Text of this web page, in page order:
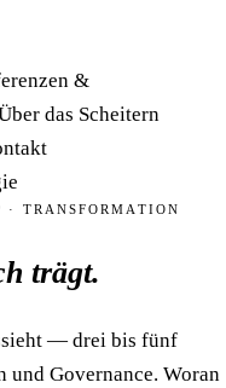
&
das Scheitern
TRANSFORMATION
trägt.
— drei bis fünf
und Governance. Woran